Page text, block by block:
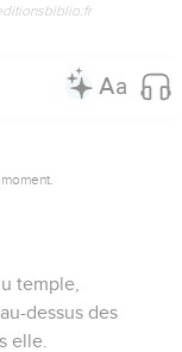
temple,
dessus des
elle.